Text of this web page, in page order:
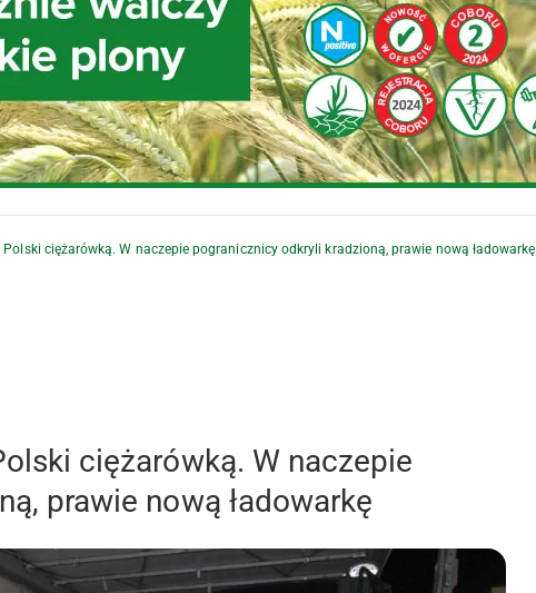
Polski ciężarówką. W naczepie pogranicznicy odkryli kradzioną, prawie nową ładowarkę
ciężarówką. W naczepie
prawie nową ładowarkę